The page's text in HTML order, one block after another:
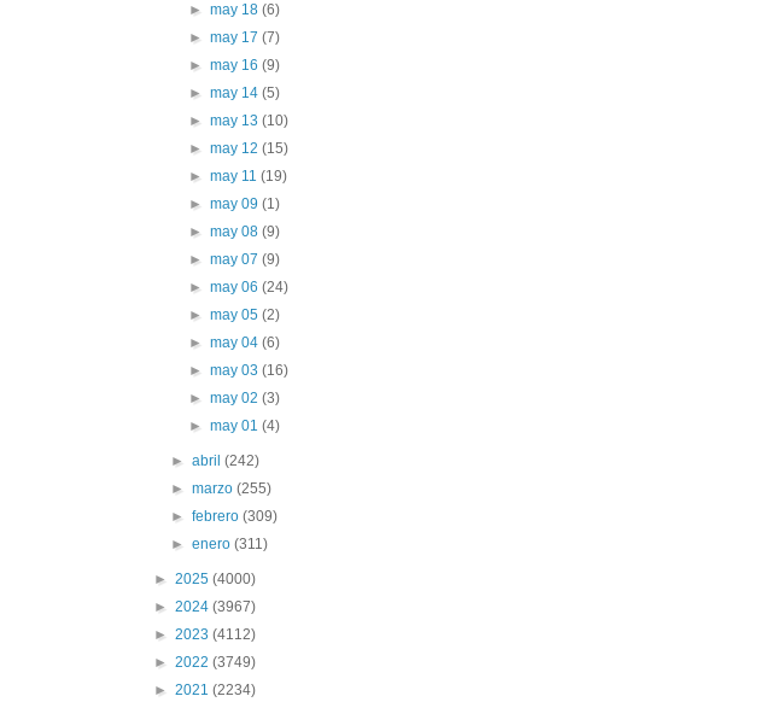
► may 18 (6)
► may 17 (7)
► may 16 (9)
► may 14 (5)
► may 13 (10)
► may 12 (15)
► may 11 (19)
► may 09 (1)
► may 08 (9)
► may 07 (9)
► may 06 (24)
► may 05 (2)
► may 04 (6)
► may 03 (16)
► may 02 (3)
► may 01 (4)
►abril(242)
►marzo(255)
►febrero(309)
►enero(311)
► 2025 (4000)
► 2024 (3967)
► 2023 (4112)
► 2022 (3749)
► 2021 (2234)